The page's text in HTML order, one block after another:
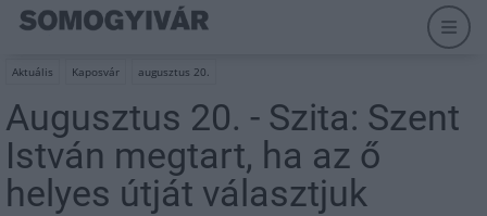
Aktuális Kaposvár augusztus 20.
Augusztus 20. - Szita: Szent
István megtart, ha az ő
helyes útját választjuk